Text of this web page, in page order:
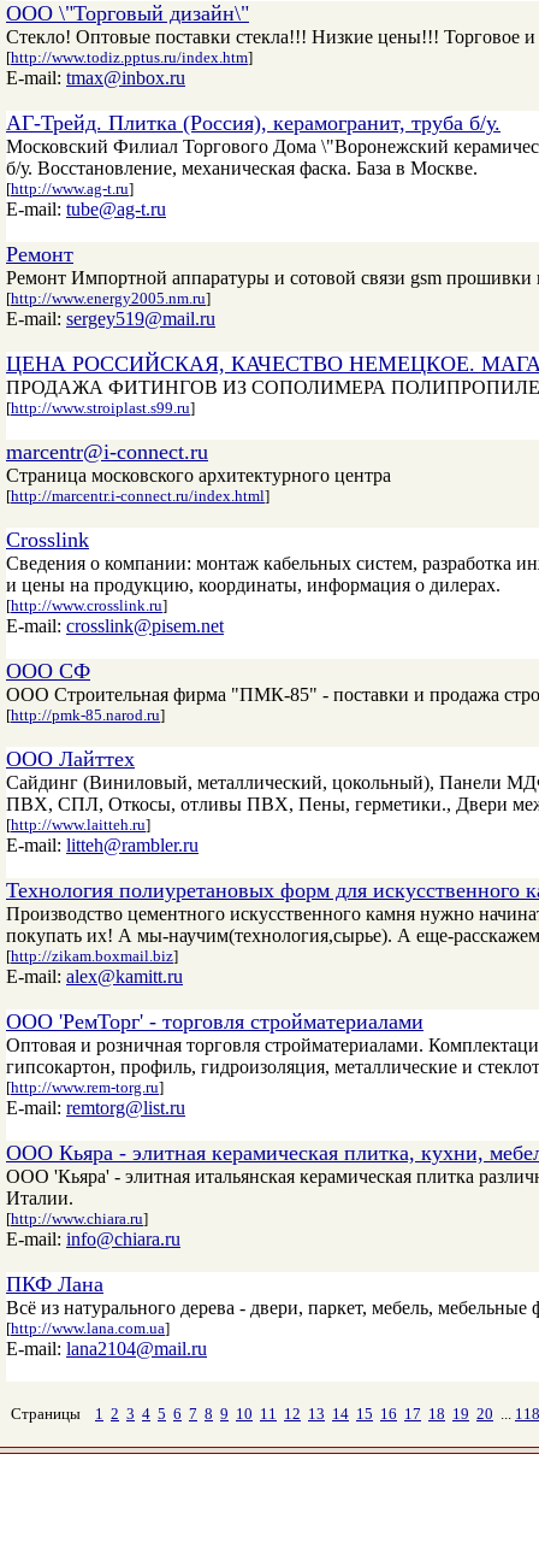
ООО \"Торговый дизайн\"
Стекло! Оптовые поставки стекла!!! Низкие цены!!! Торговое
[http://www.todiz.pptus.ru/index.htm]
E-mail: tmax@inbox.ru
АГ-Трейд. Плитка (Россия), керамогранит, труба б/у.
Московский Филиал Торгового Дома \"Воронежский
б/у. Восстановление, механическая фаска. База в Москве.
[http://www.ag-t.ru]
E-mail: tube@ag-t.ru
Ремонт
Ремонт Импортной аппаратуры и сотовой связи gsm прошивки
[http://www.energy2005.nm.ru]
E-mail: sergey519@mail.ru
ЦЕНА РОССИЙСКАЯ, КАЧЕСТВО НЕМЕЦКОЕ.
ПРОДАЖА ФИТИНГОВ ИЗ СОПОЛИМЕРА ПОЛИПРОПИЛЕНА
[http://www.stroiplast.s99.ru]
marcentr@i-connect.ru
Страница московского архитектурного центра
[http://marcentr.i-connect.ru/index.html]
Crosslink
Сведения о компании: монтаж кабельных систем, разработка
и цены на продукцию, координаты, информация о дилерах.
[http://www.crosslink.ru]
E-mail: crosslink@pisem.net
ООО СФ
ООО Строительная фирма "ПМК-85" - поставки и продажа
[http://pmk-85.narod.ru]
ООО Лайттех
Сайдинг (Виниловый, металлический, цокольный), Панели
ПВХ, СПЛ, Откосы, отливы ПВХ, Пены, герметики., Двери
[http://www.laitteh.ru]
E-mail: litteh@rambler.ru
Технология полиуретановых форм для искусственного
Производство цементного искусственного камня нужно
покупать их! А мы-научим(технология,сырье). А еще-
[http://zikam.boxmail.biz]
E-mail: alex@kamitt.ru
ООО 'РемТорг' - торговля стройматериалами
Оптовая и розничная торговля стройматериалами.
гипсокартон, профиль, гидроизоляция, металлические и
[http://www.rem-torg.ru]
E-mail: remtorg@list.ru
ООО Кьяра - элитная керамическая плитка, кухни,
ООО 'Кьяра' - элитная итальянская керамическая плитка
Италии.
[http://www.chiara.ru]
E-mail: info@chiara.ru
ПКФ Лана
Всё из натурального дерева - двери, паркет, мебель,
[http://www.lana.com.ua]
E-mail: lana2104@mail.ru
Страницы 1 2 3 4 5 6 7 8 9 10 11 12 13 14 15 16 17 18 19 20 ... 118